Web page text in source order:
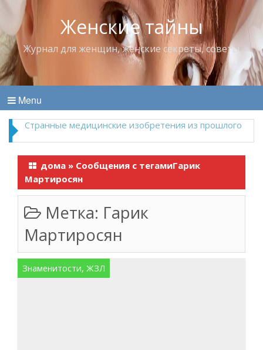
Женские тайны
Журнал для женщин, женские секреты, советы
Menu
Что пить в жару
дома » Сообщения с тегамиГарик
Мартиросян
Метка: Гарик
Мартиросян
Знаменитости, ЖЗЛ